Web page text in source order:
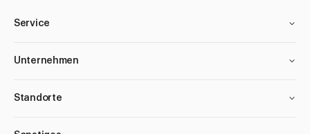
Service
Unternehmen
Standorte